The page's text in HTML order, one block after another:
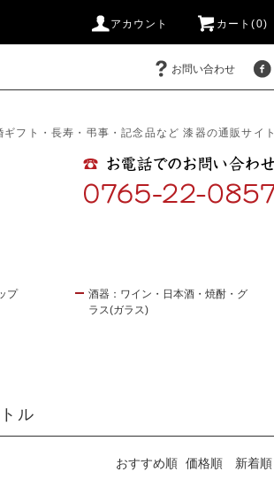
アカウント カート(0)
お問い合わせ
フト・長寿・弔事・記念品など 漆器の通販サイト
プ
酒器：ワイン・日本酒・焼酎・グ
ラス(ガラス)
ル
おすすめ順 価格順 新着順